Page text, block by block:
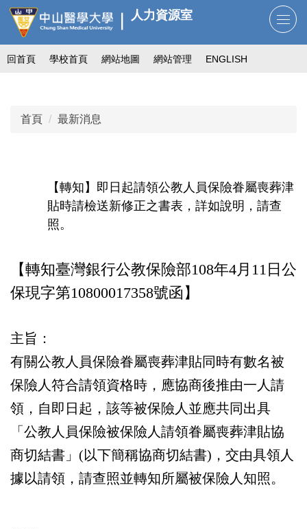
跳
到
主
要
人力資源室
回首頁 學校首頁 網站地圖 網站管理 ENGLISH
首頁 最新消息
【轉知】即日起請領公教人員保險眷屬喪葬津
貼時請檢送新修正之書表，詳如說明，請查
照。
【轉知臺灣銀行公教保險部108年4月11日公
保現字第10800017358號函】
主旨：
有關公教人員保險眷屬喪葬津貼同時有數名被
保險人符合請領資格時，應協商後推由一人請
領，自即日起，該等被保險人並應共同出具
「公教人員保險被保險人請領眷屬喪葬津貼協
商切結書」(以下簡稱協商切結書)，交由具領人
據以請領，請查照並轉知所屬被保險人知照。